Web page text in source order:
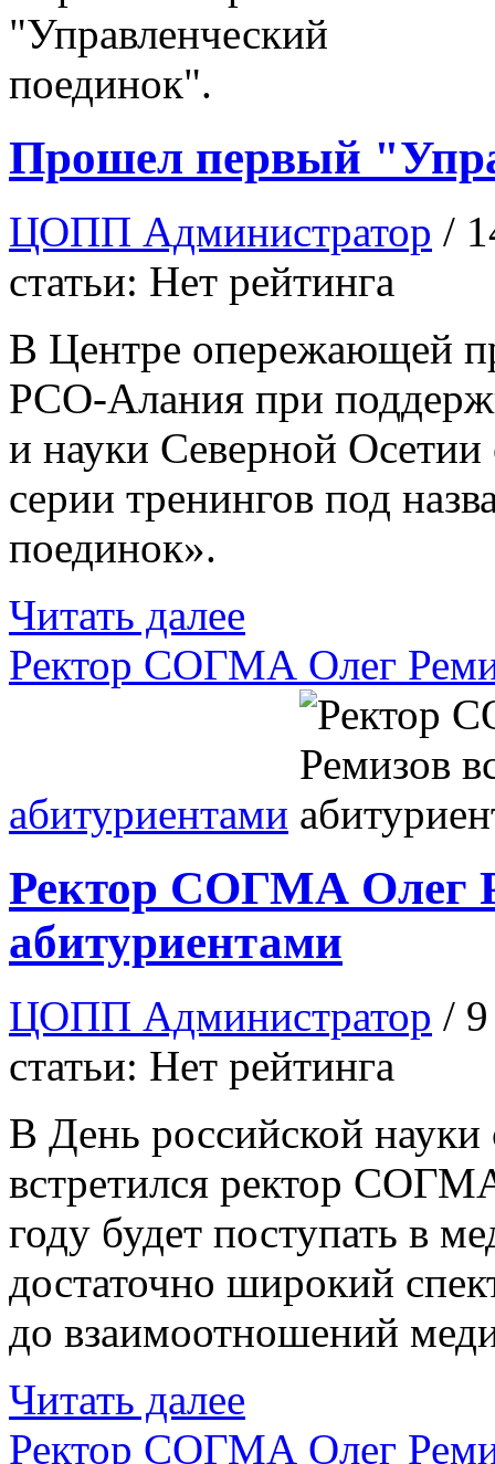
Прошел первый
ЦОПП Администратор /
статьи: Нет рейтинга
В Центре опережающей
РСО-Алания при
и науки Северной Осетии
серии тренингов под
поединок».
Читать далее
Ректор СОГМА Олег
абитуриентами
Ректор СОГМА Олег
абитуриентами
ЦОПП Администратор / 9
статьи: Нет рейтинга
В День российской
встретился ректор
году будет поступать в
достаточно широкий
до взаимоотношений
Читать далее
Ректор СОГМА Олег